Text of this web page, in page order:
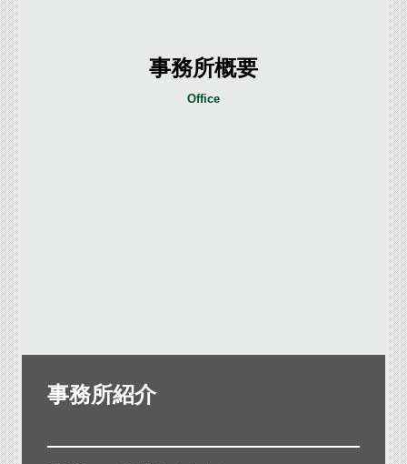
事務所概要
Office
事務所紹介